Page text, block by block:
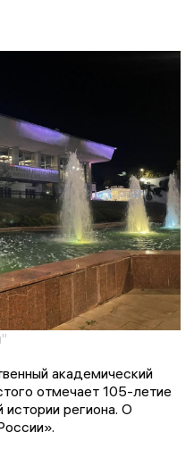
академический
отмечает 105-летие
истории региона. О